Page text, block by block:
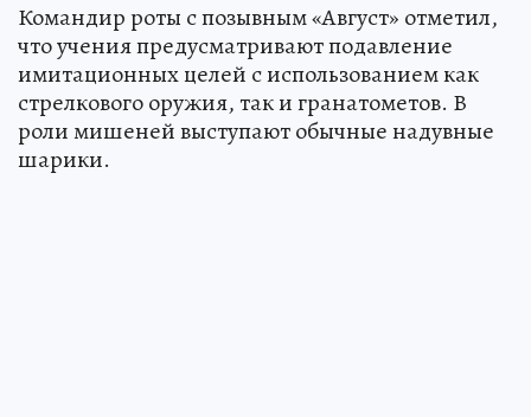
Командир роты с позывным «Август» отметил,
что учения предусматривают подавление
имитационных целей с использованием как
стрелкового оружия, так и гранатометов. В
роли мишеней выступают обычные надувные
шарики.